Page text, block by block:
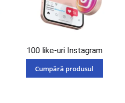
100 like-uri Instagram
Cumpără produsul